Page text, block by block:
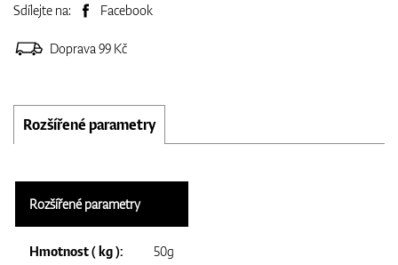
Sdílejte na: Facebook
Doprava 99 Kč
Rozšířené parametry
Rozšířené parametry
Hmotnost ( kg ): 50g